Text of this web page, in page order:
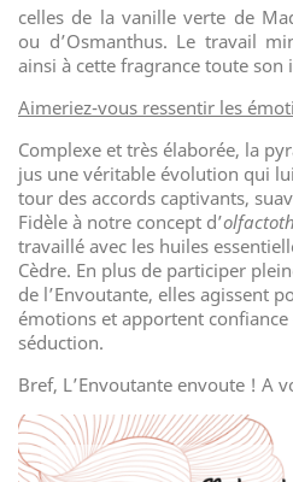
celles de la vanille verte de
ou d’Osmanthus. Le travail
ainsi à cette fragrance toute son
Aimeriez-vous ressentir les
Complexe et très élaborée, la
jus une véritable évolution qui
tour des accords captivants,
Fidèle à notre concept d’
travaillé avec les huiles
Cèdre. En plus de participer
de l’Envoutante, elles agissent
émotions et apportent
séduction.
Bref, L’Envoutante envoute ! A